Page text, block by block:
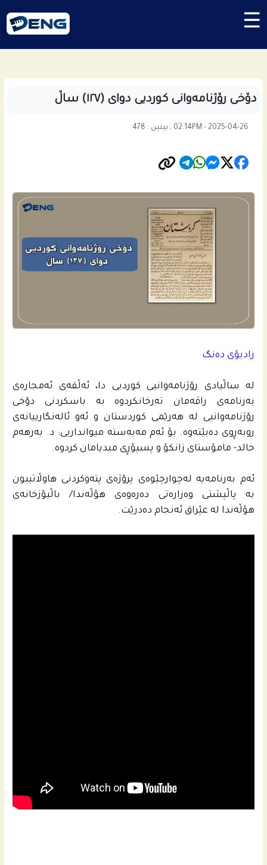
☰
دۆخی رۆژنامەوانی کوردیی دوای (١٢٧) ساڵ
02:14PM - 2025-04-26 , بینین : 478
رادیۆی ده‌نگ
له‌ ساڵیادی رۆژنامه‌وانیی كوردیی دا، ئه‌ڵقه‌ى ئه‌مجاره‌ى
به‌رنامه‌ى راڤه‌مان ته‌رخانكردوه‌ به‌ باسكردنى دۆخی
رۆژنامه‌وانیی له‌ هه‌رێمى كوردستان و ئه‌و ئاله‌نگارییانه‌ى
روبه‌ڕوى ده‌بێته‌وه‌. بۆ ئه‌م مه‌به‌سته‌ میوانداریی: د. به‌رهه‌م
خالد- مامۆستای زانكۆ و پسپۆڕی میدیامان كردوه‌.
ئه‌م به‌رنامه‌یه‌ له‌چوارچێوه‌ى پرۆژه‌ى پته‌وكردنى هاوڵاتیبون
به‌ پاڵپشتى وه‌زاره‌تى ده‌ره‌وه‌ى هۆڵه‌ندا/ باڵیۆزخانه‌ى
هۆڵه‌ندا له‌ عێراق ئه‌نجام ده‌درێت.